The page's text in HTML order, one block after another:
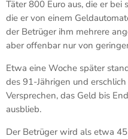
Täter 800 Euro aus, die er
die er von einem
der Betrüger ihm mehrere
aber offenbar nur von
Etwa eine Woche später
des 91-Jährigen und
Versprechen, das Geld bis
ausblieb.
Der Betrüger wird als etwa